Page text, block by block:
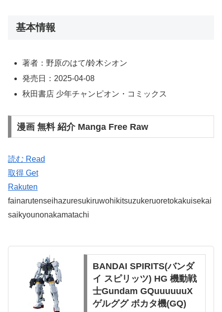
基本情報
著者：野原のはて/鈴木シオン
発売日：2025-04-08
秋田書店 少年チャンピオン・コミックス
漫画 無料 紹介 Manga Free Raw
読む Read
取得 Get
Rakuten
fainarutenseihazuresukiruwohikitsuzukeruoretokakuisekai
saikyounonakamatachi
BANDAI SPIRITS(バンダ
イ スピリッツ) HG 機動戦
士Gundam GQuuuuuuX
ゲルググ ボカタ機(GQ)